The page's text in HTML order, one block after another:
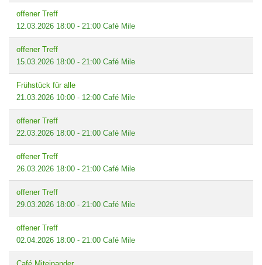
offener Treff
12.03.2026 18:00 - 21:00 Café Mile
offener Treff
15.03.2026 18:00 - 21:00 Café Mile
Frühstück für alle
21.03.2026 10:00 - 12:00 Café Mile
offener Treff
22.03.2026 18:00 - 21:00 Café Mile
offener Treff
26.03.2026 18:00 - 21:00 Café Mile
offener Treff
29.03.2026 18:00 - 21:00 Café Mile
offener Treff
02.04.2026 18:00 - 21:00 Café Mile